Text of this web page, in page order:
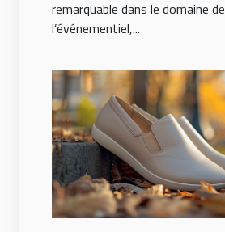
remarquable dans le domaine de
l’événementiel,...